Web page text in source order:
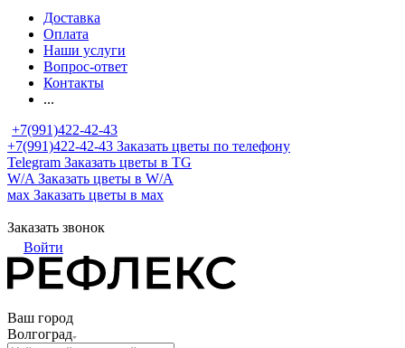
Доставка
Оплата
Наши услуги
Вопрос-ответ
Контакты
...
+7(991)422-42-43
+7(991)422-42-43 Заказать цветы по телефону
Telegram Заказать цветы в TG
W/A Заказать цветы в W/A
мах Заказать цветы в мах
Заказать звонок
Войти
Ваш город
Волгоград